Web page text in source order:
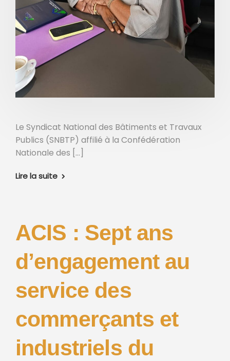
Le Syndicat National des Bâtiments et Travaux
Publics (SNBTP) affilié à la Confédération
Nationale des […]
Lire la suite
ACIS : Sept ans
d’engagement au
service des
commerçants et
industriels du